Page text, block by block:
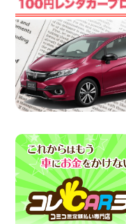
お盆も
旭南本
お引越
坂出川
【カー
空き有
ン 軽
町田根